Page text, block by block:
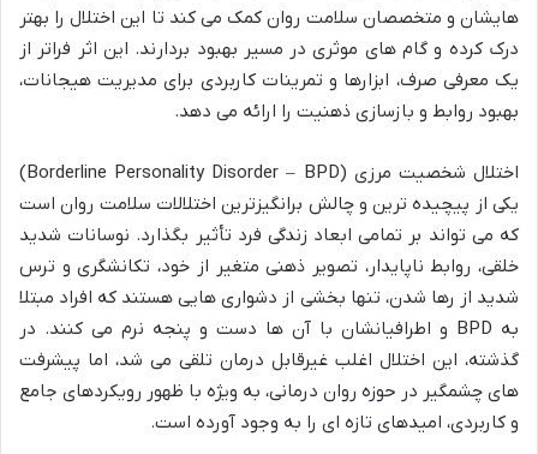
هایشان و متخصصان سلامت روان کمک می کند تا این اختلال را بهتر
درک کرده و گام های موثری در مسیر بهبود بردارند. این اثر فراتر از
یک معرفی صرف، ابزارها و تمرینات کاربردی برای مدیریت هیجانات،
بهبود روابط و بازسازی ذهنیت را ارائه می دهد.
اختلال شخصیت مرزی (Borderline Personality Disorder – BPD)
یکی از پیچیده ترین و چالش برانگیزترین اختلالات سلامت روان است
که می تواند بر تمامی ابعاد زندگی فرد تأثیر بگذارد. نوسانات شدید
خلقی، روابط ناپایدار، تصویر ذهنی متغیر از خود، تکانشگری و ترس
شدید از رها شدن، تنها بخشی از دشواری هایی هستند که افراد مبتلا
به BPD و اطرافیانشان با آن ها دست و پنجه نرم می کنند. در
گذشته، این اختلال اغلب غیرقابل درمان تلقی می شد، اما پیشرفت
های چشمگیر در حوزه روان درمانی، به ویژه با ظهور رویکردهای جامع
و کاربردی، امیدهای تازه ای را به وجود آورده است.